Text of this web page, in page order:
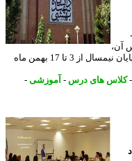
کلاس های درس از اول مهرماه آغاز و امتحانات پایان نیمسال از 3 تا 17 بهمن ماه
های درس-آموزشی -